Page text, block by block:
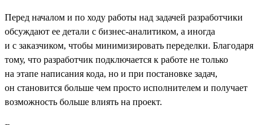
Перед началом и по ходу работы над задачей разработчики
обсуждают ее детали с бизнес-аналитиком, а иногда
и с заказчиком, чтобы минимизировать переделки. Благодаря
тому, что разработчик подключается к работе не только
на этапе написания кода, но и при постановке задач,
он становится больше чем просто исполнителем и получает
возможность больше влиять на проект.